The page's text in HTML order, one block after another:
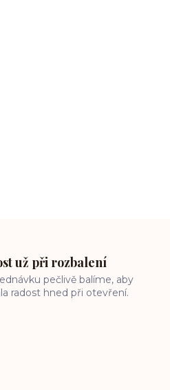
už při rozbalení
pečlivě balíme, aby
radost hned při otevření.